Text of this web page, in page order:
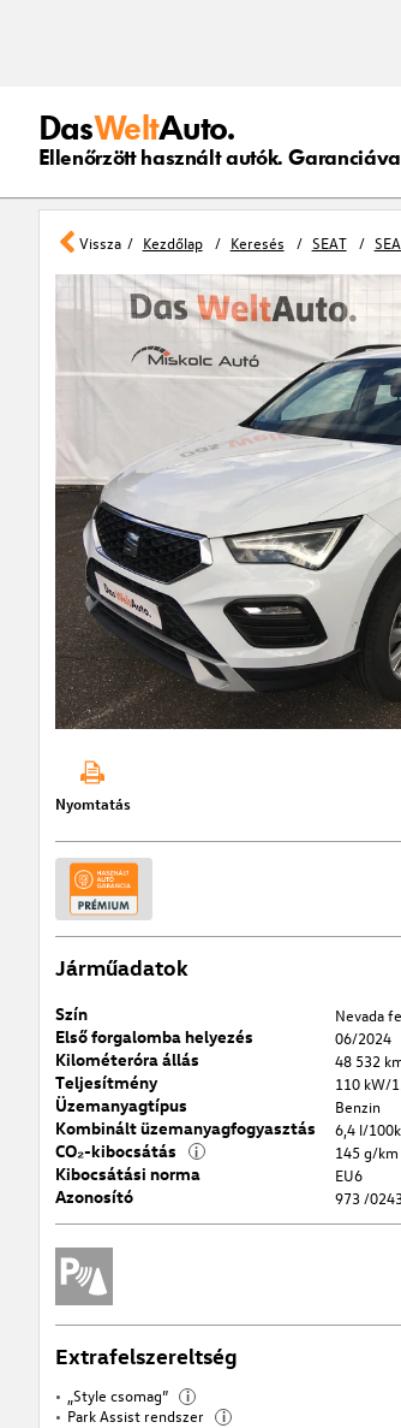
DasWeltAuto.
Ellenőrzött használt autók.
Vissza Kezdőlap Keresés SEAT
Nyomtatás
Járműadatok
Szín Nevada
Első forgalomba helyezés 06/2024
Kilométeróra állás 48 532
Teljesítmény 110 kW/
Üzemanyagtípus Benzin
Kombinált üzemanyagfogyasztás 6,4 l/
CO₂-kibocsátás i 145 g/km
Kibocsátási norma EU6
Azonosító 973 /
Extrafelszereltség
„Style csomag” i
Park Assist rendszer i